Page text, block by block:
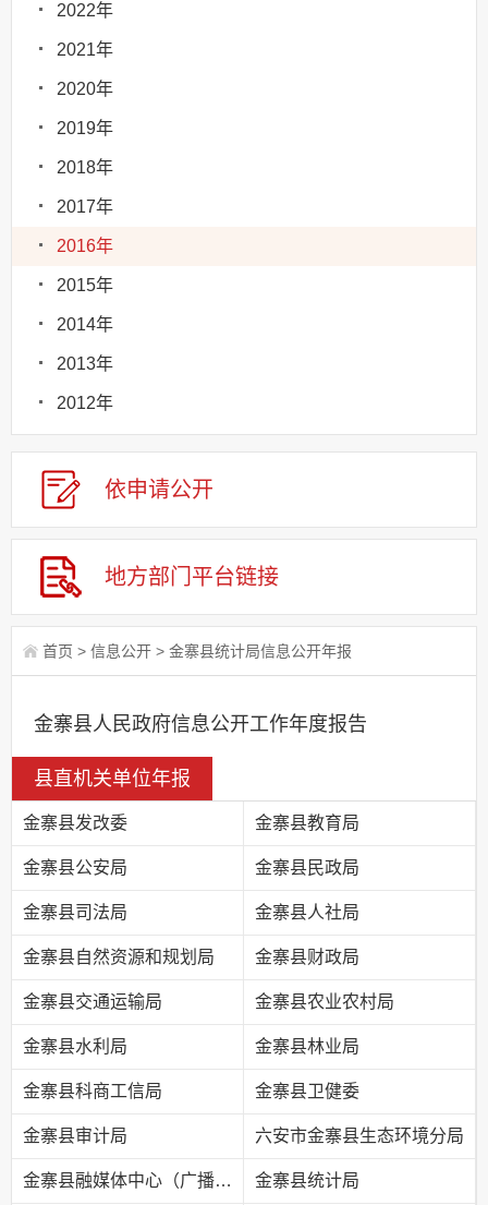
2022年
2021年
2020年
2019年
2018年
2017年
2016年
2015年
2014年
2013年
2012年
依申请公开
地方部门 平台链接
首页 > 信息公开 > 金寨县统计局信息公开年报
金寨县人民政府信息公开工作年度报告
县直机关单位年报
金寨县发改委 金寨县教育局
金寨县公安局 金寨县民政局
金寨县司法局 金寨县人社局
金寨县自然资源和规划局 金寨县财政局
金寨县交通运输局 金寨县农业农村局
金寨县水利局 金寨县林业局
金寨县科商工信局 金寨县卫健委
金寨县审计局 六安市金寨县生态环境分局
金寨县融媒体中心（广播电视台） 金寨县统计局